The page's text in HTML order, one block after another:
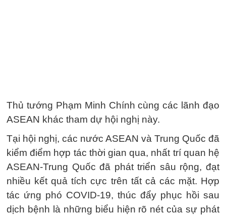
Thủ tướng Phạm Minh Chính cùng các lãnh đạo
ASEAN khác tham dự hội nghị này.
Tại hội nghị, các nước ASEAN và Trung Quốc đã
kiểm điểm hợp tác thời gian qua, nhất trí quan hệ
ASEAN-Trung Quốc đã phát triển sâu rộng, đạt
nhiều kết quả tích cực trên tất cả các mặt. Hợp
tác ứng phó COVID-19, thúc đẩy phục hồi sau
dịch bệnh là những biểu hiện rõ nét của sự phát